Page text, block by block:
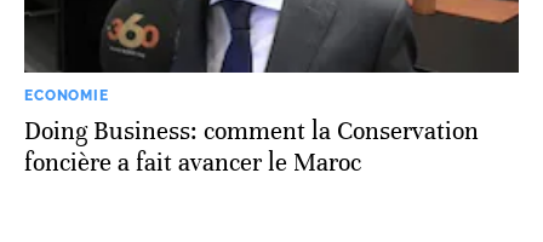
ECONOMIE
Doing Business: comment la Conservation
foncière a fait avancer le Maroc